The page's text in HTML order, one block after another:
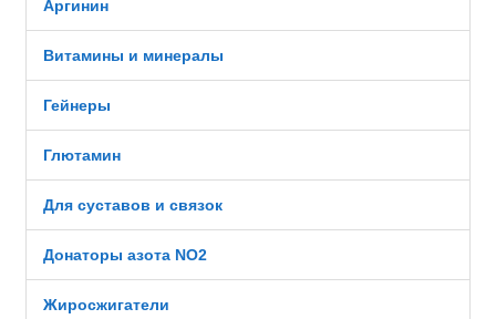
Аргинин
Витамины и минералы
Гейнеры
Глютамин
Для суставов и связок
Донаторы азота NO2
Жиросжигатели